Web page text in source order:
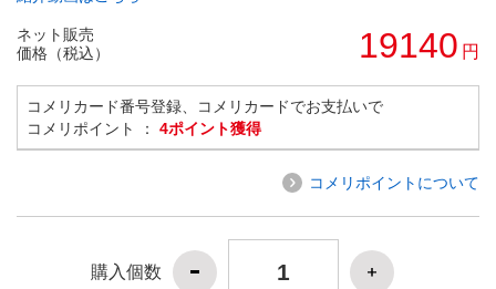
ネット販売
価格（税込）
19140 円
コメリカード番号登録、コメリカードでお支払いで
コメリポイント ： 4ポイント獲得
コメリポイントについて
購入個数